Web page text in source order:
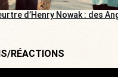
d’Henry Nowak : des
RÉACTIONS